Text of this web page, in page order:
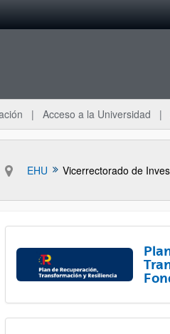
Acceso a la Universidad
EHU Vicerrectorado de
ocultar subpáginas